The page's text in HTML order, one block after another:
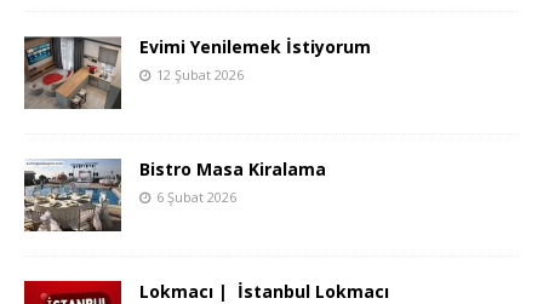
Evimi Yenilemek İstiyorum
12 Şubat 2026
Bistro Masa Kiralama
6 Şubat 2026
Lokmacı | İstanbul Lokmacı